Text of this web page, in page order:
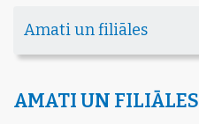
Amati un filiāles
AMATI UN FILIĀLES